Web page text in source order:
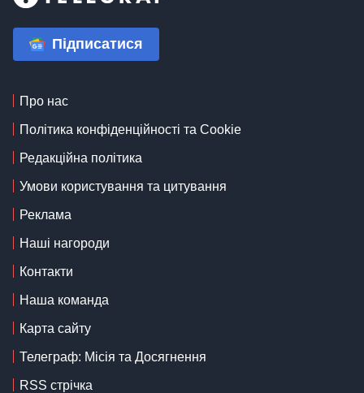
Підписатися
Про нас
Політика конфіденційності та Cookie
Редакційна політика
Умови користування та цитування
Реклама
Наші нагороди
Контакти
Наша команда
Карта сайту
Телеграф: Місія та Досягнення
RSS стрічка